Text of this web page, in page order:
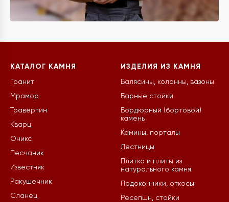
КАТАЛОГ КАМНЯ
Гранит
Мрамор
Травертин
Кварц
Оникс
Песчаник
Известняк
Ракушечник
Сланец
ИЗДЕЛИЯ ИЗ КАМНЯ
Балясины, колонны, вазоны
Барные стойки
Бордюрный (бортовой)
камень
Камины, порталы
Лестницы
Плитка и плиты из
натурального камня
Подоконники, откосы
Ресепшн, стойки